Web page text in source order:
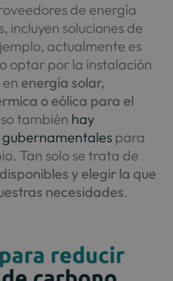
de energía
incluyen soluciones de
actualmente es
optar por la instalación
energía solar,
o eólica para el
también hay
para
Tan solo se trata de
y elegir la que
necesidades.